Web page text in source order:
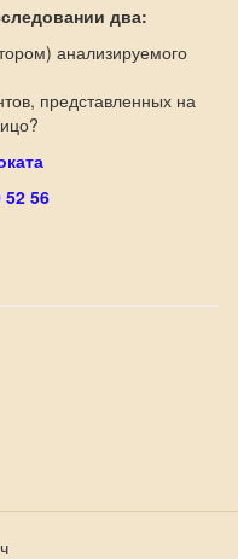
два:
анализируемого
представленных на
52 56